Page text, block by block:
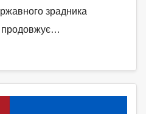
зрадника
продовжує…